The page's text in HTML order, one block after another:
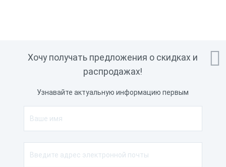

Хочу получать предложения о скидках и
распродажах!
Узнавайте актуальную информацию первым